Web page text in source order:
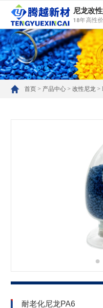
尼龙改
18年高性
首页 > 产品中心 >改性尼龙 >
耐老化尼龙PA6